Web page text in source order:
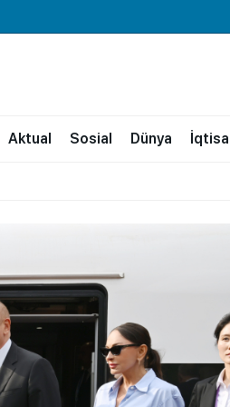
Aktual Sosial Dünya